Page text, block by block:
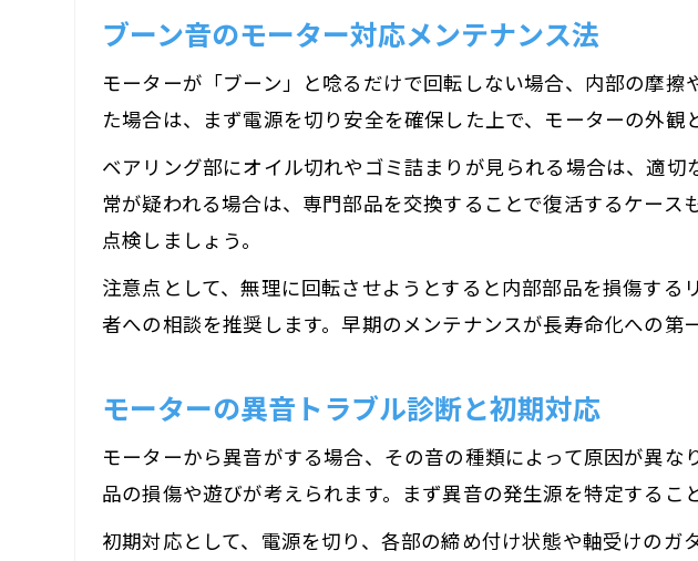
モーター焼
故障リスク
モーター焼
長持ちする
トラブルを
失敗しないモー
失敗しない
モーターの
モーター保
ブーン音のモーター対応メンテナンス法
モーターが「ブーン」と唸るだけで回転しない場合、内部の摩
た場合は、まず電源を切り安全を確保した上で、モーターの外観
ベアリング部にオイル切れやゴミ詰まりが見られる場合は、適
常が疑われる場合は、専門部品を交換することで復活するケー
点検しましょう。
注意点として、無理に回転させようとすると内部部品を損傷す
者への相談を推奨します。早期のメンテナンスが長寿命化への第
モーターの異音トラブル診断と初期対応
モーターから異音がする場合、その音の種類によって原因が異
品の損傷や遊びが考えられます。まず異音の発生源を特定するこ
初期対応として、電源を切り、各部の締め付け状態や軸受けの